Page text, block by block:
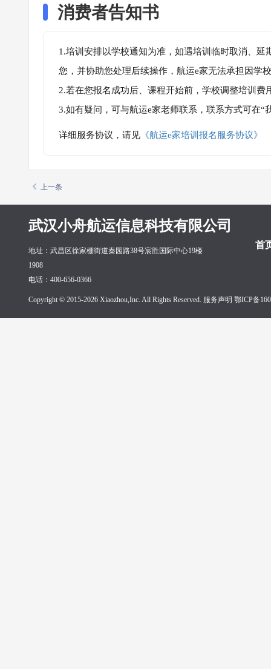
消费者告知书
1.培训安排以学校通知为准，如遇培训临时取消、
您，并协助您处理后续操作，航运e家无法承担因学
2.若在您报名成功后、课程开始前，学校调整培训
3.如有疑问，可与航运e家老师联系，联系方式可在
详细服务协议，请见 《航运e家培训报名服务协议》
上一条
武汉小舟航运信息科技有限公司
首
地址：武昌区徐家棚街道秦园路38号宸胜国际中心19楼
1908
电话：400-656-0366
Copyright © 2015-2026 Xiaozhou,Inc. All Rights Reserved. 服务声明 鄂ICP备